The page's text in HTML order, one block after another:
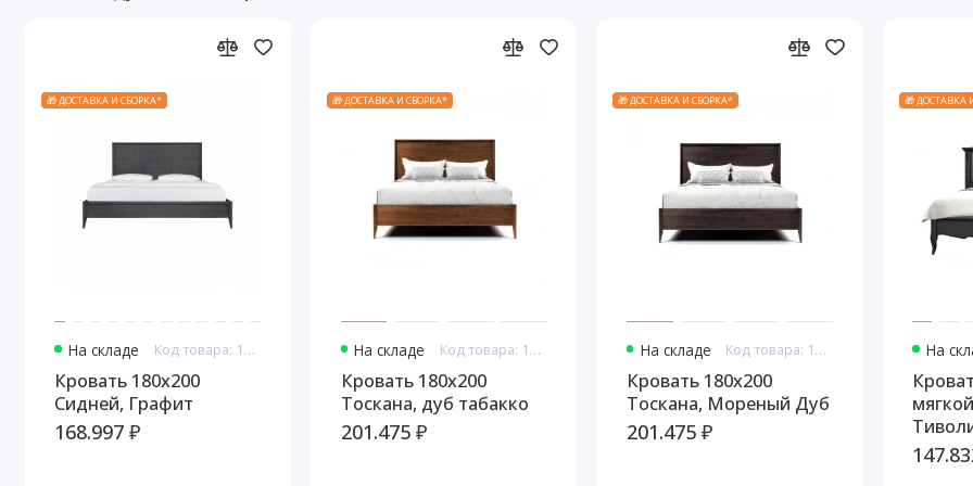
🎁 ДОСТАВКА И СБОРКА*
На складе Код товара: 10834
Кровать 180x200
Сидней, Графит
168.997 ₽
🎁 ДОСТАВКА И СБОРКА*
На складе Код товара: 10909
Кровать 180x200
Тоскана, дуб табакко
201.475 ₽
🎁 ДОСТАВКА И СБОРКА*
На складе Код товара: 10911
Кровать 180x200
Тоскана, Мореный Дуб
201.475 ₽
🎁 ДОСТАВКА
На